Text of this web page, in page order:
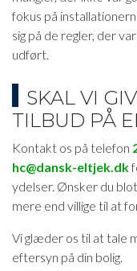
fokus på
sig på de regler, der
udført.
​SKAL VI
TILBUD PÅ
Kontakt os på telefon
hc@dansk-eltjek.dk
ydelser. Ønsker du
mere end villige til at
​Vi glæder os til at tale
eftersyn på din bolig.​